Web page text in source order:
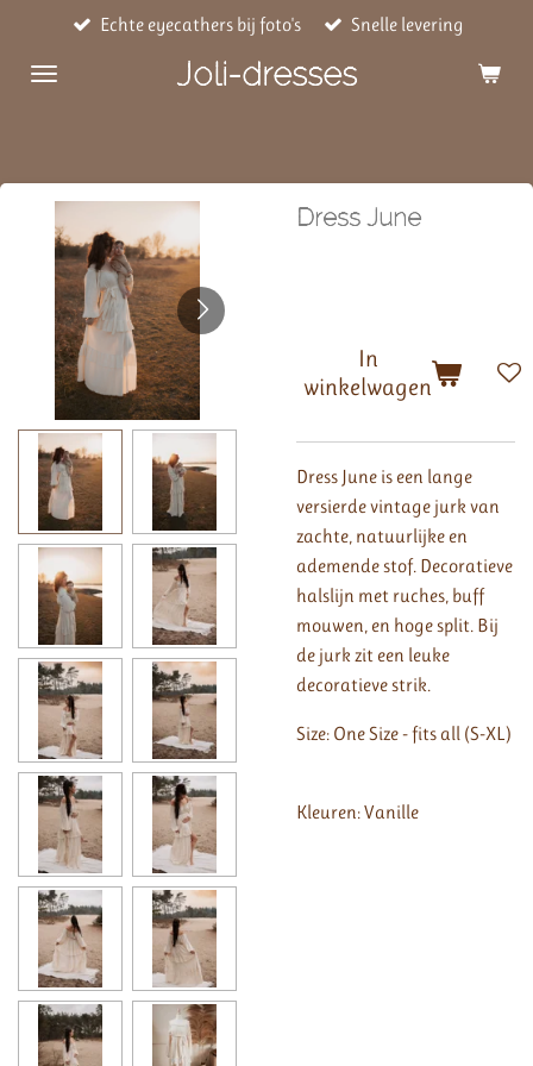
naar
Joli-dresses
Echte eyecathers bij foto's Snelle levering
Dress June
In
winkelwagen
Dress June is een lange
versierde vintage jurk van
zachte, natuurlijke en
ademende stof. Decoratieve
halslijn met ruches, buff
mouwen, en hoge split. Bij
de jurk zit een leuke
decoratieve strik.
Size: One Size - fits all (S-XL)
Kleuren: Vanille